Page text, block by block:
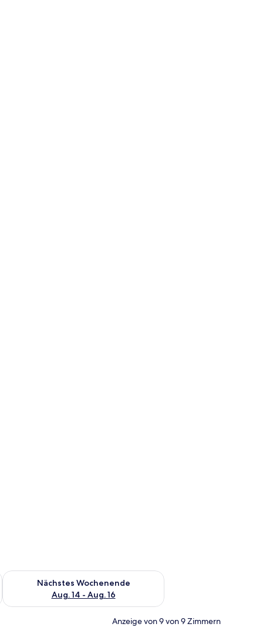
Aug. 7 - Aug. 9.
Nächstes Wochenende
Aug. 14 - Aug. 16
Überprüfe die Verfügbarkeit für nächstes Wochenende, Aug.
Anzeige von 9 von 9 Zimmern